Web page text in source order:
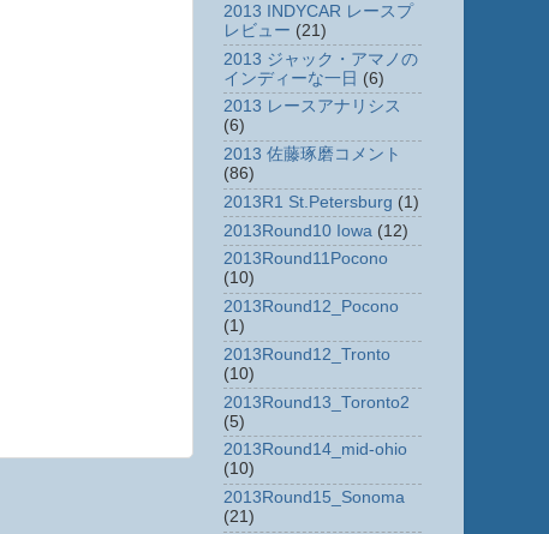
2013 INDYCAR レースプ
レビュー (21)
2013 ジャック・アマノの
インディーな一日 (6)
2013 レースアナリシス
(6)
2013 佐藤琢磨コメント
(86)
2013R1 St.Petersburg (1)
2013Round10 Iowa (12)
2013Round11Pocono
(10)
2013Round12_Pocono
(1)
2013Round12_Tronto
(10)
2013Round13_Toronto2
(5)
2013Round14_mid-ohio
(10)
2013Round15_Sonoma
(21)